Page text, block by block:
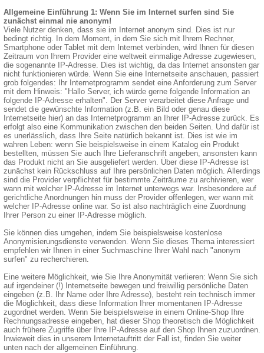
Allgemeine Einführung 1: Wenn Sie im Internet surfen sind Sie
zunächst einmal nie anonym!
Viele Nutzer denken, dass sie im Internet anonym sind. Dies ist nur
bedingt richtig. In dem Moment, in dem Sie sich mit Ihrem Rechner,
Smartphone oder Tablet mit dem Internet verbinden, wird Ihnen für diesen
Zeitraum von Ihrem Provider eine weltweit einmalige Adresse zugewiesen,
die sogenannte IP-Adresse. Dies ist wichtig, da das Internet ansonsten gar
nicht funktionieren würde. Wenn Sie eine Internetseite anschauen, passiert
grob folgendes: Ihr Internetprogramm sendet eine Anforderung zum Server
mit dem Hinweis: "Hallo Server, ich würde gerne folgende Information an
folgende IP-Adresse erhalten". Der Server verarbeitet diese Anfrage und
sendet die gewünschte Information (z.B. ein Bild oder genau diese
Internetseite hier) an das Internetprogramm an Ihrer IP-Adresse zurück. Es
erfolgt also eine Kommunikation zwischen den beiden Seiten. Und dafür ist
es unerlässlich, dass Ihre Seite natürlich bekannt ist. Dies ist wie im
wahren Leben: wenn Sie beispielsweise in einem Katalog ein Produkt
bestellten, müssen Sie auch Ihre Lieferanschrift angeben, ansonsten kann
das Produkt nicht an Sie ausgeliefert werden. Über diese IP-Adresse ist
zunächst kein Rückschluss auf Ihre persönlichen Daten möglich. Allerdings
sind die Provider verpflichtet für bestimmte Zeiträume zu archivieren, wer
wann mit welcher IP-Adresse im Internet unterwegs war. Insbesondere auf
gerichtliche Anordnungen hin muss der Provider offenlegen, wer wann mit
welcher IP-Adresse online war. So ist also nachträglich eine Zuordnung
Ihrer Person zu einer IP-Adresse möglich.
Sie können dies umgehen, indem Sie beispielsweise kostenlose
Anonymisierungsdienste verwenden. Wenn Sie dieses Thema interessiert
empfehlen wir Ihnen in einer Suchmaschine Ihrer Wahl nach "anonym
surfen" zu recherchieren.
Eine weitere Möglichkeit, wie Sie Ihre Anonymität verlieren: Wenn Sie sich
auf irgendeiner (!) Internetseite bewegen und freiwillig persönliche Daten
eingeben (z.B. Ihr Name oder Ihre Adresse), besteht rein technisch immer
die Möglichkeit, dass diese Information Ihrer momentanen IP-Adresse
zugordnet werden. Wenn Sie beispielsweise in einem Online-Shop Ihre
Rechnungsadresse eingeben, hat dieser Shop theoretisch die Möglichkeit
auch frühere Zugriffe über Ihre IP-Adresse auf den Shop Ihnen zuzuordnen.
Inwieweit dies in unserem Internetauftritt der Fall ist, finden Sie weiter
unten nach der allgemeinen Einführung.